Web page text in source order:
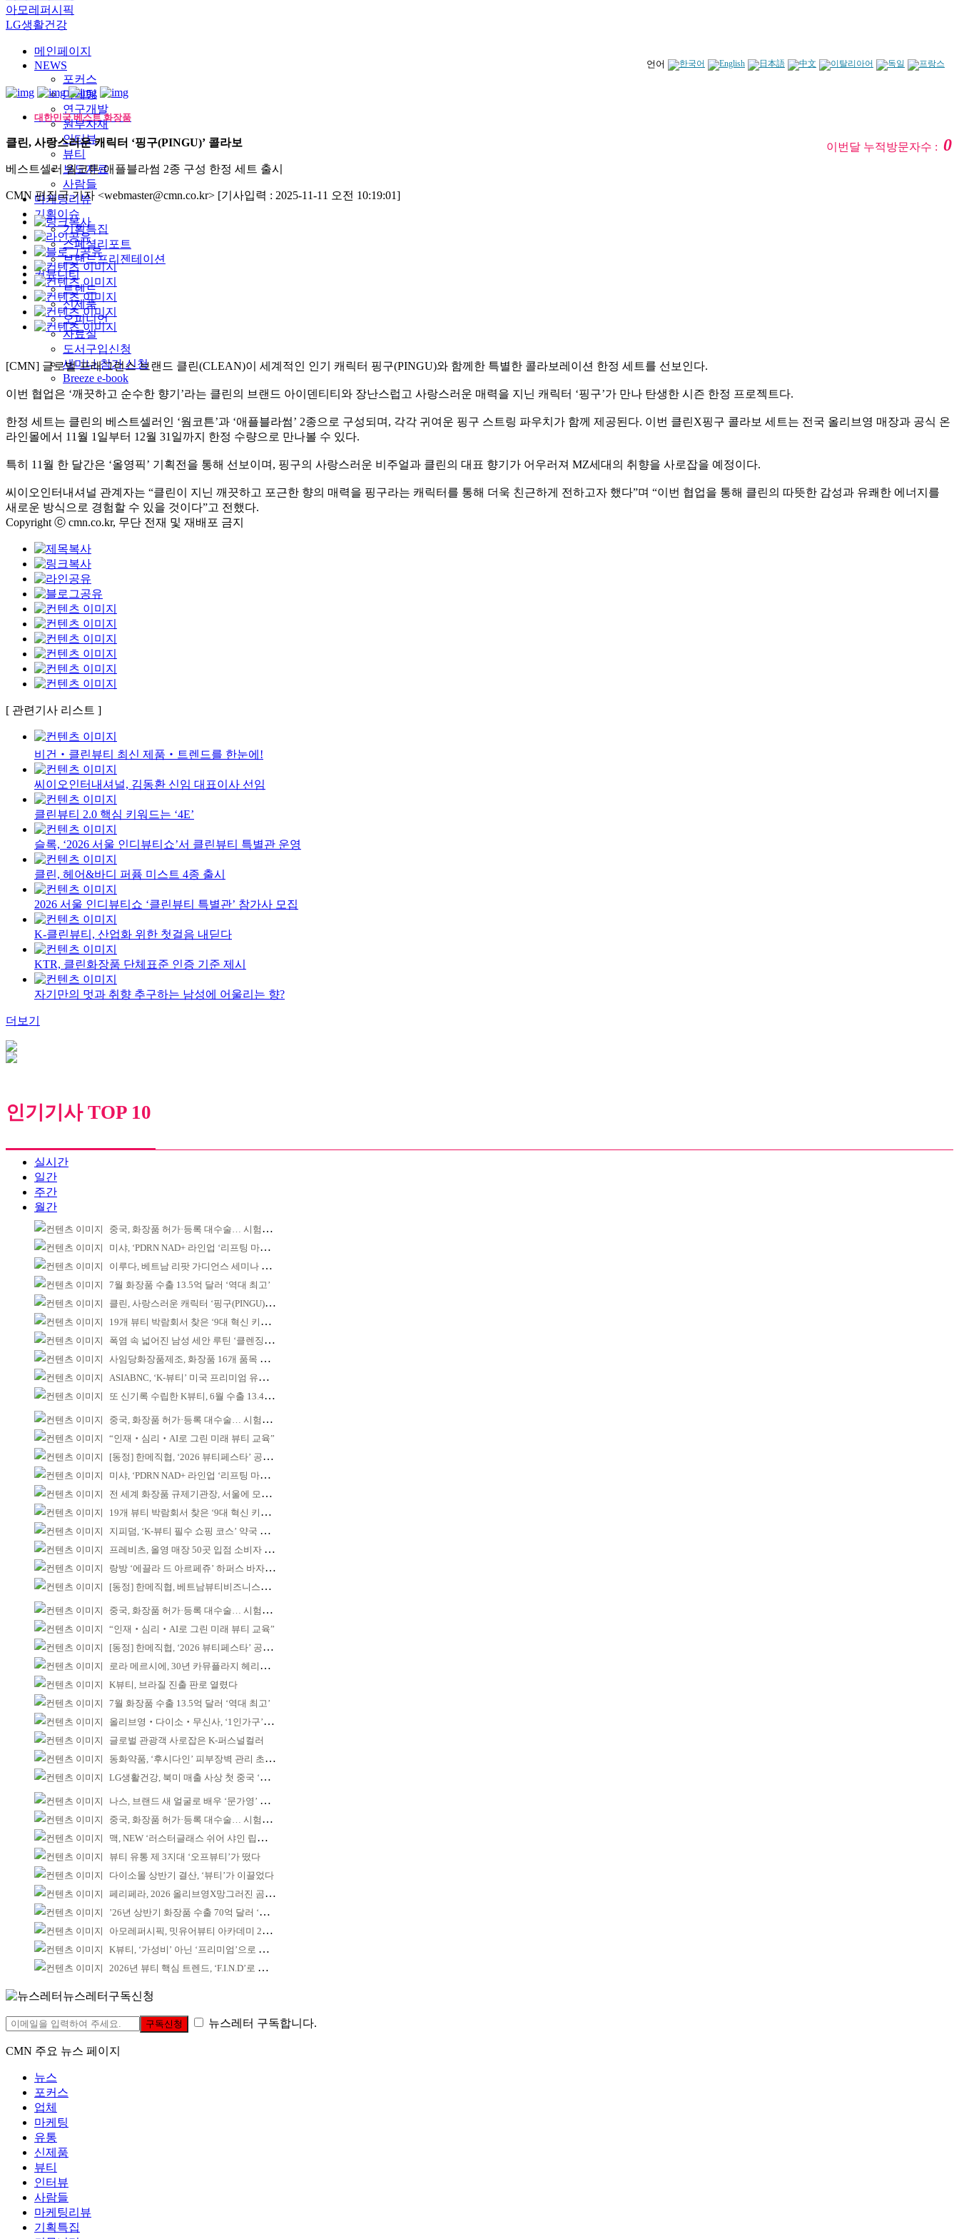
아모레퍼시픽
LG생활건강
언어
메인페이지
NEWS
포커스
마케팅
연구개발
원부자재
인터뷰
뷰티
보도자료
사람들
마케팅리뷰
기획이슈
기획특집
스페셜리포트
브랜드프리젠테이션
커뮤니티
트렌드
신제품
오피니언
자료실
도서구입신청
세미나 참가 신청
Breeze e-book
대한민국 베스트 화장품
이번달 누적방문자수 :0
클린, 사랑스러운 캐릭터 ‘핑구(PINGU)’ 콜라보
베스트셀러 웜코튼·애플블라썸 2종 구성 한정 세트 출시
CMN 편집국 기자 <webmaster@cmn.co.kr> [기사입력 : 2025-11-11 오전 10:19:01]
[CMN] 글로벌 프래그런스 브랜드 클린(CLEAN)이 세계적인 인기 캐릭터 핑구(PINGU)와 함께한 특별한 콜라보레이션 한정 세트를 선보인다.
이번 협업은 ‘깨끗하고 순수한 향기’라는 클린의 브랜드 아이덴티티와 장난스럽고 사랑스러운 매력을 지닌 캐릭터 ‘핑구’가 만나 탄생한 시즌 한정 프로젝트다.
한정 세트는 클린의 베스트셀러인 ‘웜코튼’과 ‘애플블라썸’ 2종으로 구성되며, 각각 귀여운 핑구 스트링 파우치가 함께 제공된다. 이번 클린X핑구 콜라보 세트는 전국 올리브영 매장과 공식 온
라인몰에서 11월 1일부터 12월 31일까지 한정 수량으로 만나볼 수 있다.
특히 11월 한 달간은 ‘올영픽’ 기획전을 통해 선보이며, 핑구의 사랑스러운 비주얼과 클린의 대표 향기가 어우러져 MZ세대의 취향을 사로잡을 예정이다.
씨이오인터내셔널 관계자는 “클린이 지닌 깨끗하고 포근한 향의 매력을 핑구라는 캐릭터를 통해 더욱 친근하게 전하고자 했다”며 “이번 협업을 통해 클린의 따뜻한 감성과 유쾌한 에너지를
새로운 방식으로 경험할 수 있을 것이다”고 전했다.
Copyright ⓒ cmn.co.kr, 무단 전재 및 재배포 금지
[ 관련기사 리스트 ]
비건‧클린뷰티 최신 제품‧트렌드를 한눈에!
씨이오인터내셔널, 김동환 신임 대표이사 선임
클린뷰티 2.0 핵심 키워드는 ‘4E’
슬록, ‘2026 서울 인디뷰티쇼’서 클린뷰티 특별관 운영
클린, 헤어&바디 퍼퓸 미스트 4종 출시
2026 서울 인디뷰티쇼 ‘클린뷰티 특별관’ 참가사 모집
K-클린뷰티, 산업화 위한 첫걸음 내딛다
KTR, 클린화장품 단체표준 인증 기준 제시
자기만의 멋과 취향 추구하는 남성에 어울리는 향?
더보기
인기기사 TOP 10
실시간
일간
주간
월간
중국, 화장품 허가·등록 대수술… 시험자료 공용 허용
미샤, ‘PDRN NAD+ 라인업 ‘리프팅 마스크’ 출시
이루다, 베트남 리팟 가디언스 세미나 개최
7월 화장품 수출 13.5억 달러 ‘역대 최고’
클린, 사랑스러운 캐릭터 ‘핑구(PINGU)’ 콜라보
19개 뷰티 박람회서 찾은 ‘9대 혁신 키워드’
폭염 속 넓어진 남성 세안 루틴 ‘클렌징’ 거래액 급증
사임당화장품제조, 화장품 16개 품목 할랄인증 획득
ASIABNC, ‘K-뷰티’ 미국 프리미엄 유통 확대 추진
또 신기록 수립한 K뷰티, 6월 수출 13.4억 달러
중국, 화장품 허가·등록 대수술… 시험자료 공용 허용
“인재‧심리‧AI로 그린 미래 뷰티 교육”
[동정] 한메직협, ‘2026 뷰티페스타’ 공동 주최
미샤, ‘PDRN NAD+ 라인업 ‘리프팅 마스크’ 출시
전 세계 화장품 규제기관장, 서울에 모인다
19개 뷰티 박람회서 찾은 ‘9대 혁신 키워드’
지피덤, ‘K-뷰티 필수 쇼핑 코스’ 약국 공략
프레비츠, 올영 매장 50곳 입점 소비자 접점 강화
랑방 ‘에끌라 드 아르페쥬’ 하퍼스 바자 화보 공개
[동정] 한메직협, 베트남뷰티비즈니스협회와 MOU
중국, 화장품 허가·등록 대수술… 시험자료 공용 허용
“인재‧심리‧AI로 그린 미래 뷰티 교육”
[동정] 한메직협, ‘2026 뷰티페스타’ 공동 주최
로라 메르시에, 30년 카뮤플라지 헤리티지 담아
K뷰티, 브라질 진출 판로 열렸다
7월 화장품 수출 13.5억 달러 ‘역대 최고’
올리브영‧다이소‧무신사, ‘1인가구’가 이끈다
글로벌 관광객 사로잡은 K-퍼스널컬러
동화약품, ‘후시다인’ 피부장벽 관리 초점 ‘리브랜딩’
LG생활건강, 북미 매출 사상 첫 중국 ‘추월’
나스, 브랜드 새 얼굴로 배우 ‘문가영’ 발탁
중국, 화장품 허가·등록 대수술… 시험자료 공용 허용
맥, NEW ‘러스터글래스 쉬어 샤인 립스틱’ 출시
뷰티 유통 제 3지대 ‘오프뷰티’가 떴다
다이소몰 상반기 결산, ‘뷰티’가 이끌었다
페리페라, 2026 올리브영X망그러진 곰 콜라보
’26년 상반기 화장품 수출 70억 달러 ‘역대 최고’
아모레퍼시픽, 밋유어뷰티 아카데미 2기 발대식
K뷰티, ‘가성비’ 아닌 ‘프리미엄’으로 승부걸어야
2026년 뷰티 핵심 트렌드, ‘F.I.N.D’로 읽는다
뉴스레터구독신청
구독신청 뉴스레터 구독합니다.
CMN 주요 뉴스 페이지
뉴스
포커스
업체
마케팅
유통
신제품
뷰티
인터뷰
사람들
마케팅리뷰
기획특집